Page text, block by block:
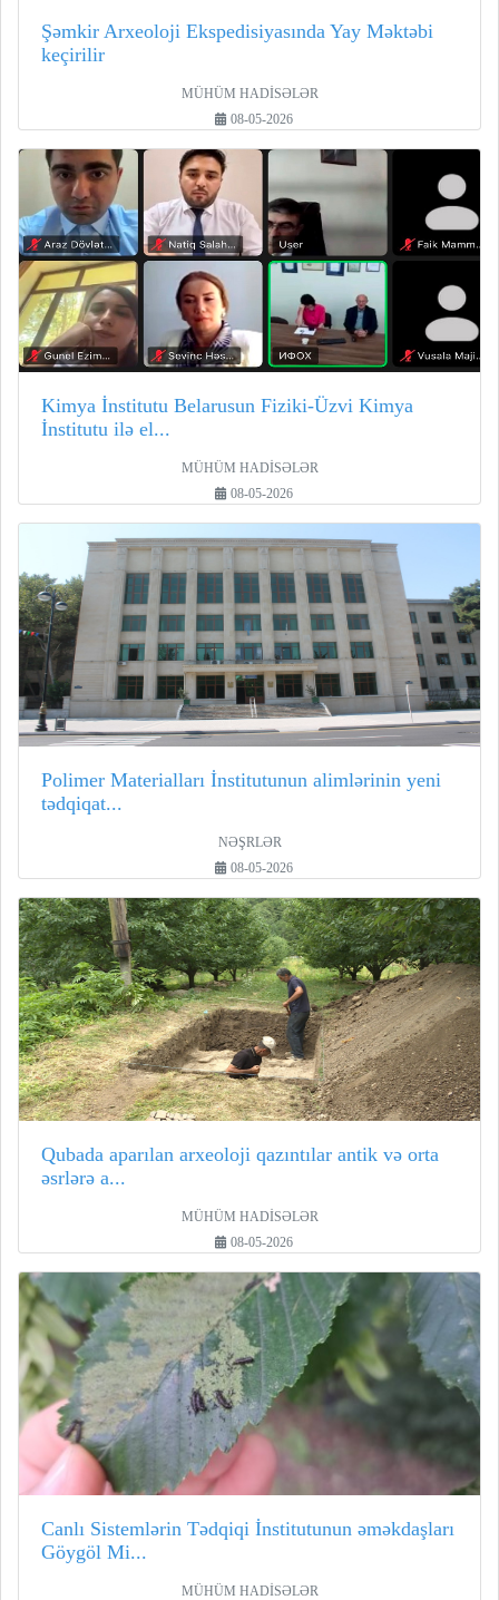
Şəmkir Arxeoloji Ekspedisiyasında Yay Məktəbi
keçirilir
MÜHÜM HADİSƏLƏR
08-05-2026
Kimya İnstitutu Belarusun Fiziki-Üzvi Kimya
İnstitutu ilə el...
MÜHÜM HADİSƏLƏR
08-05-2026
Polimer Materialları İnstitutunun alimlərinin yeni
tədqiqat...
NƏŞRLƏR
08-05-2026
Qubada aparılan arxeoloji qazıntılar antik və orta
əsrlərə a...
MÜHÜM HADİSƏLƏR
08-05-2026
Canlı Sistemlərin Tədqiqi İnstitutunun əməkdaşları
Göygöl Mi...
MÜHÜM HADİSƏLƏR